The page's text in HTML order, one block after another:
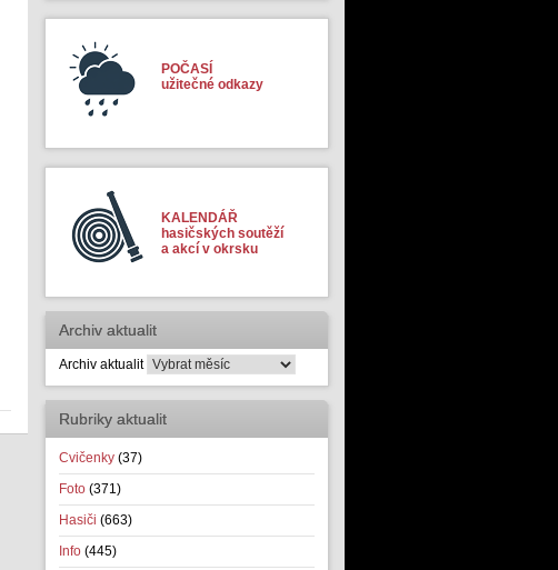
POČASÍ
užitečné odkazy
KALENDÁŘ
hasičských soutěží
a akcí v okrsku
Archiv aktualit
Archiv aktualit
Rubriky aktualit
Cvičenky (37)
Foto (371)
Hasiči (663)
Info (445)